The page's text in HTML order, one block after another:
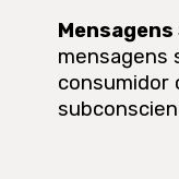
mensagens
consumidor